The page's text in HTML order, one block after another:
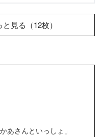
ます！ 全クチコミ付きで信頼
、３歳の部門で得た票数をもと
見る（12枚）
あさんといっしょ」